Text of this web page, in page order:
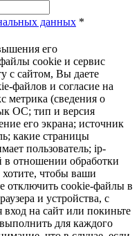
данных *
его
cookie и сервис
с сайтом, Вы даете
файлов и согласие на
метрика (сведения о
ОС; тип и версия
его экрана; источник
какие страницы
пользователь; ip-
в отношении обработки
чтобы ваши
отключить cookie-файлы в
и устройства, с
на сайт или покиньте
для каждого